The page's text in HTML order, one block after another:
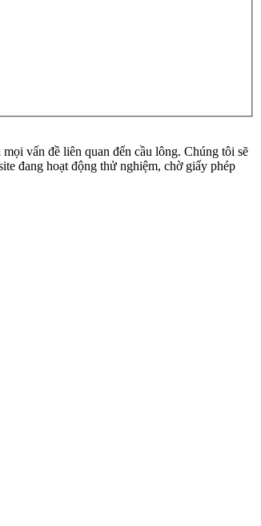
vấn đề liên quan đến cầu lông. Chúng tôi sẽ
đang hoạt động thử nghiệm, chờ giấy phép